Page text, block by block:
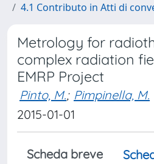
4.1 Contributo in Atti di
Metrology for
complex radiation
EMRP Project
Pinto, M.; Pimpinella, M.
2015-01-01
Scheda breve